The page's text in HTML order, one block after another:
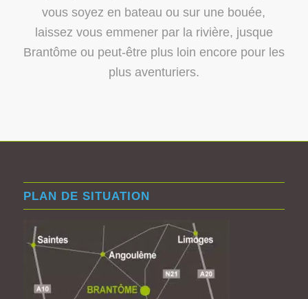
vous soyez en bateau ou sur une bouée,
laissez vous emmener par la rivière, jusque
Brantôme ou peut-être plus loin encore pour les
plus aventuriers.
PLAN DE SITUATION